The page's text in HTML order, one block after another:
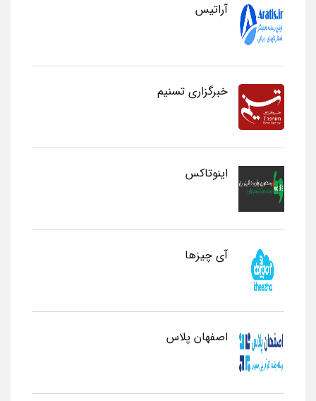
آراتیس
خبرگزاری تسنیم
اینوتاکس
آی چیزها
اصفهان پلاس